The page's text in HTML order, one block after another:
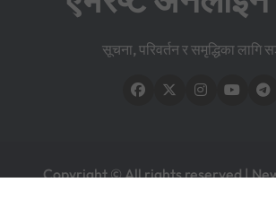
सूचना, परिवर्तन र समृद्धिका लागि
Copyright © All rights reserved|